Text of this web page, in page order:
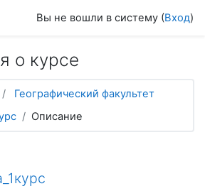
Вы не вошли в систему (Вход)
о курсе
Географический факультет
Описание